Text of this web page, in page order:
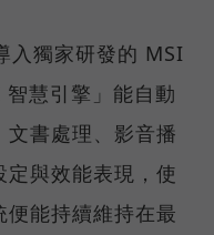
入獨家研發的 MSI
慧引擎」能自動
書處理、影音播
與效能表現，使
能持續維持在最